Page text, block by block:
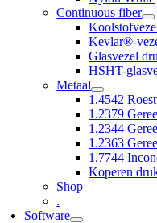
Continuous fiber
Kevlar®-
Glasvezel
HSHT-
Metaal
1.4542
1.2379
1.2344
1.2363
1.7744
Koperen
Shop
.
Software